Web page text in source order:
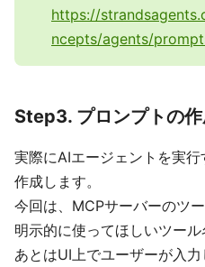
https://
ncepts/agents/
Step3. プロンプトの
実際にAIエージェントを実
作成します。
今回は、MCPサーバーのツ
明示的に使ってほしいツール
あとはUI上でユーザーが入